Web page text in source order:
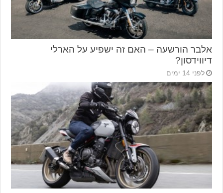
אלבר הורשעה – האם זה ישפיע על הארלי
דיווידסון?
לפני 14 ימים